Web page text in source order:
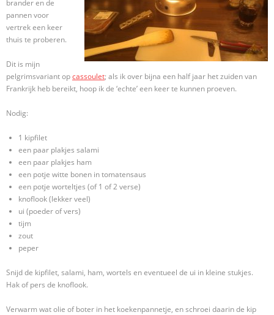
brander en de
pannen voor
vertrek een keer
thuis te proberen.
Dit is mijn
pelgrimsvariant opcassoulet; als ik over bijna een half jaar het zuiden van
Frankrijk heb bereikt, hoop ik de ‘echte’ een keer te kunnen proeven.
Nodig:
1 kipfilet
een paar plakjes salami
een paar plakjes ham
een potje witte bonen in tomatensaus
een potje worteltjes (of 1 of 2 verse)
knoflook (lekker veel)
ui (poeder of vers)
tijm
zout
peper
Snijd de kipfilet, salami, ham, wortels en eventueel de ui in kleine stukjes.
Hak of pers de knoflook.
Verwarm wat olie of boter in het koekenpannetje, en schroei daarin de kip